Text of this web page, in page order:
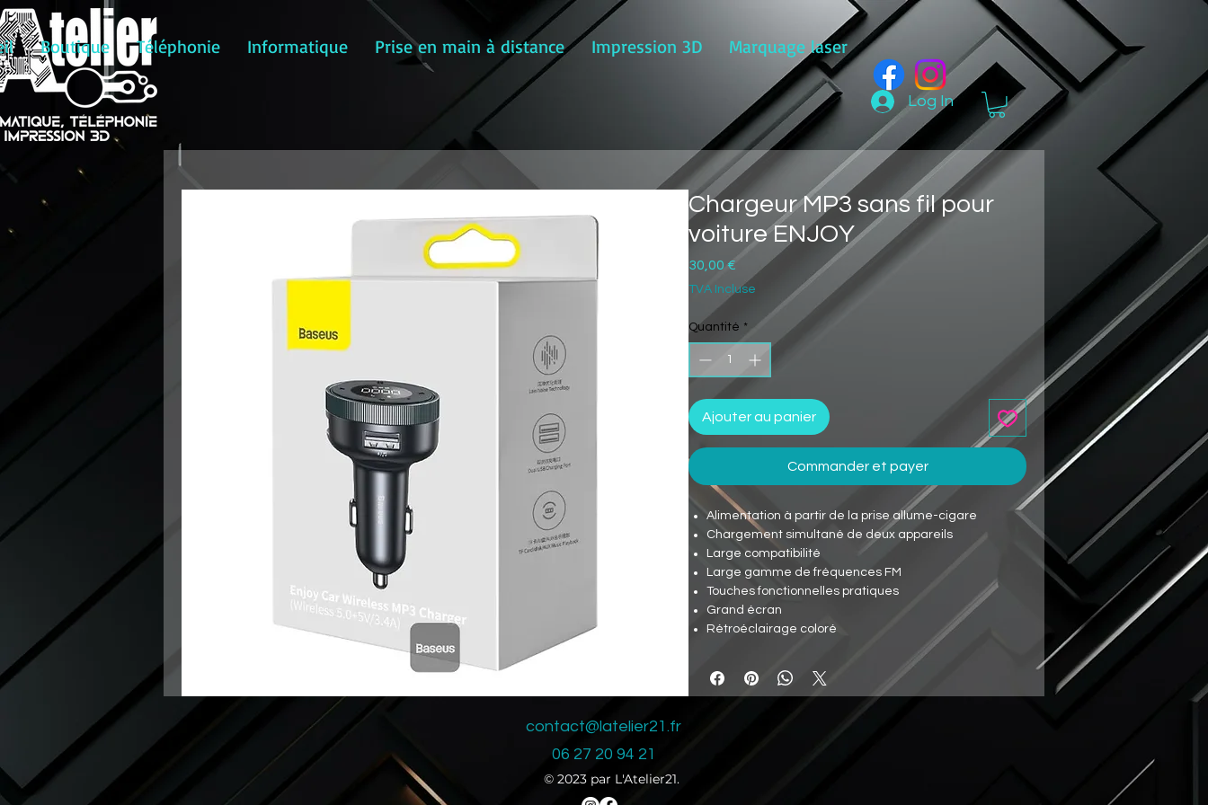
Boutique Téléphonie Informatique Prise en main à distance Impression 3D Marquage laser
Log In
Chargeur MP3 sans fil pour
voiture ENJOY
30,00 €
TVA Incluse
Quantité *
Ajouter au panier
Commander et payer
Alimentation à partir de la prise allume-cigare
Chargement simultané de deux appareils
Large compatibilité
Large gamme de fréquences FM
Touches fonctionnelles pratiques
Grand écran
Rétroéclairage coloré
contact@latelier21.fr
06 27 20 94 21
© 2023 par L'Atelier21.